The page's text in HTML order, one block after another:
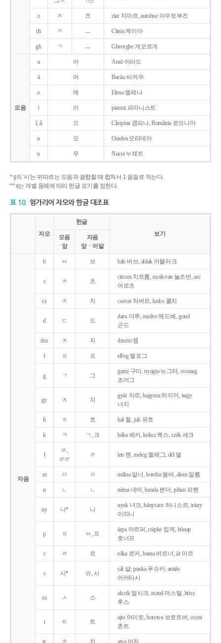
z ㅈ 즈 ziar 지아르, autobuz 아우토부즈
ch ㅋ ㅡ Cheia 케이아
gh ㄱ ㅡ Gheorghe 게오르게
모음
a 아 Arad 아라드
ǎ 어 Bacǎu 바커우
e 에 Elena 엘레나
i 이 pianist 피아니스트
î, â 으 Cîmpina 큼피나, România 로므니아
o 오 Oradea 오라데아
u 우 Nucet 누체트
* ş의 '시'는 뒤따르는 모음과 결합할 때 합쳐서 1 음절로 적는다.
** x는 개별 용례에 따라 한글 표기를 정한다.
표 10 헝가리어 자모와 한글 대조표
자모
한글
보기
모음
앞
자음
앞ㆍ어말
자음
b ㅂ 브 bab 버브, ablak 어블러크
c ㅊ 츠
citrom 치트롬, nyolcvan 뇰츠번, arc
어르츠
cs ㅊ 치 csavar 처버르, kulcs 쿨치
d ㄷ 드
daru 더루, medve 메드베, gond
곤드
dzs ㅈ 지 dzsem 젬
f ㅍ 프 elfog 엘포그
g ㄱ 그
gumi 구미, nyugta 뉴그터, csomag
초머그
gy ㅈ 지
gyár 자르, hagyma 허지머, nagy
너지
h ㅎ 흐 hal 헐, juh 유흐
k ㅋ ㄱ, 크 béka 베커, keksz 켁스, szék 세크
l
ㄹ,
ㄹㄹ
ㄹ len 렌, meleg 멜레그, dél 델
m ㅁ ㅁ málna 말너, bomba 봄버, álom 알롬
n ㄴ ㄴ néma 네머, bunda 분더, pihen 피헨
ny 니* 니
nyak 녀크, hányszor 하니소르, irány
이라니
p ㅍ ㅂ, 프
árpa 아르퍼, csipke 칩케, hónap
호너프
r ㄹ 르 róka 로커, barna 버르너, ár 아르
s 시* 슈, 시
sál 샬, puska 푸슈카, aratás
어러타시
sz ㅅ 스
alszik 얼시크, asztal 어스털, húsz
후스
t ㅌ 트
ajto 어이토, borotva 보로트버, csont
촌트
ty ㅊ 치 atya 어처